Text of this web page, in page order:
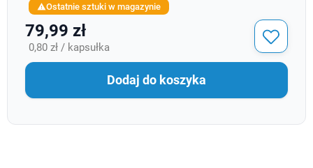
Ostatnie sztuki w magazynie
79,99 zł
0,80 zł / kapsułka
Dodaj do koszyka